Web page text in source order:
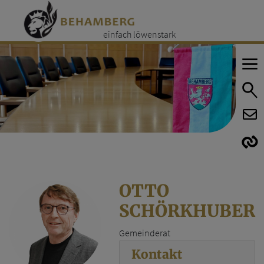
einfach löwenstark
OTTO
SCHÖRKHUBER
Gemeinderat
Kontakt